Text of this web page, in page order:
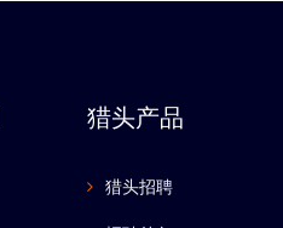
猎头产品
猎头招聘